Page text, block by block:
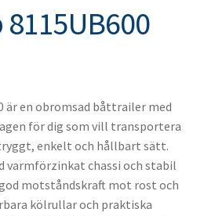
är en obromsad båttrailer med
för dig som vill transportera
enkelt och hållbart sätt.
varmförzinkat chassi och stabil
motståndskraft mot rost och
kölrullar och praktiska